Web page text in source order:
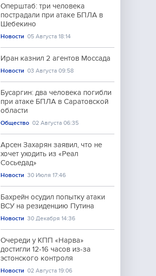
Оперштаб: три человека
пострадали при атаке БПЛА в
Шебекино
Новости 05 Августа 18:14
Иран казнил 2 агентов Моссада
Новости 03 Августа 09:58
Бусаргин: два человека погибли
при атаке БПЛА в Саратовской
области
Общество 02 Августа 06:35
Арсен Захарян заявил, что не
хочет уходить из «Реал
Сосьедад»
Новости 30 Июля 17:46
Бахрейн осудил попытку атаки
ВСУ на резиденцию Путина
Новости 30 Декабря 14:36
Очереди у КПП «Нарва»
достигли 12-16 часов из-за
эстонского контроля
Новости 02 Августа 19:06